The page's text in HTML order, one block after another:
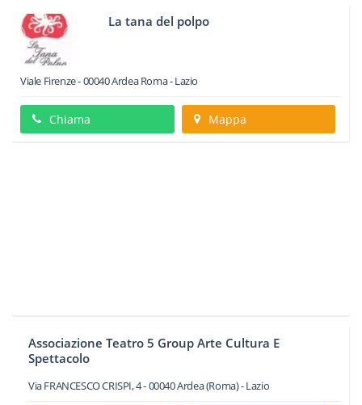
La tana del polpo
Viale Firenze-00040ArdeaRoma -Lazio
Chiama Mappa
Associazione Teatro 5 Group Arte Cultura E
Spettacolo
Via FRANCESCO CRISPI, 4-00040Ardea(Roma) -Lazio